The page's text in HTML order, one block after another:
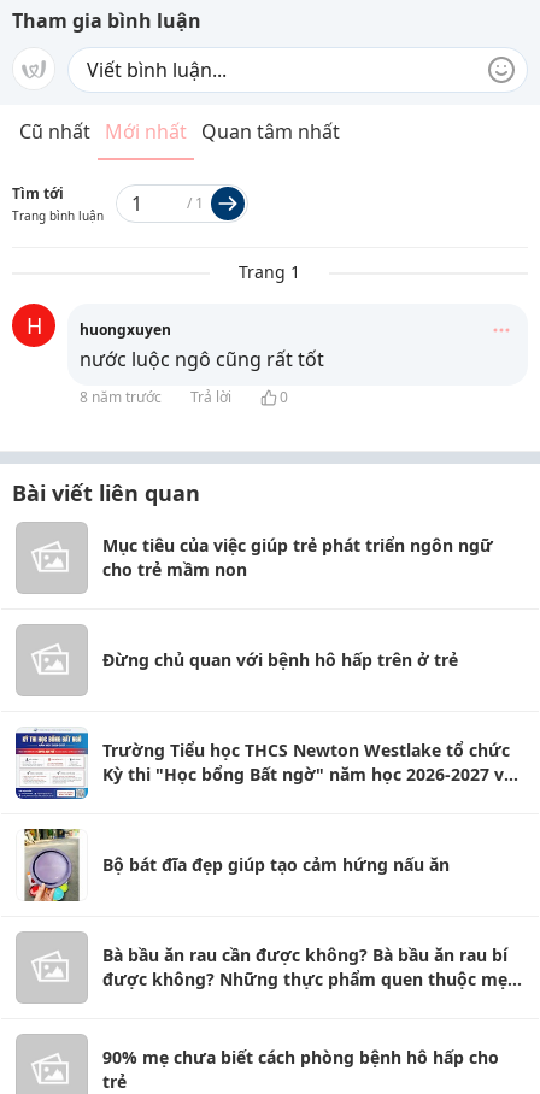
Tham gia bình luận
Cũ nhất Mới nhất Quan tâm nhất
Tìm tới
Trang bình luận
/ 1
Trang 1
H huongxuyen
nước luộc ngô cũng rất tốt
8 năm trước Trả lời 0
Bài viết liên quan
Mục tiêu của việc giúp trẻ phát triển ngôn ngữ
cho trẻ mầm non
Đừng chủ quan với bệnh hô hấp trên ở trẻ
Trường Tiểu học THCS Newton Westlake tổ chức
Kỳ thi "Học bổng Bất ngờ" năm học 2026-2027 với
Bộ bát đĩa đẹp giúp tạo cảm hứng nấu ăn
Bà bầu ăn rau cần được không? Bà bầu ăn rau bí
được không? Những thực phẩm quen thuộc mẹ
90% mẹ chưa biết cách phòng bệnh hô hấp cho
trẻ